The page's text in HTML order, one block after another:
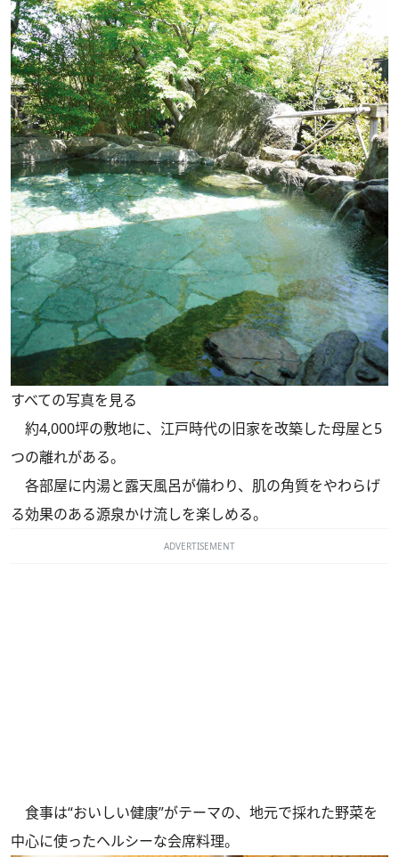
すべての写真を見る
約4,000坪の敷地に、江戸時代の旧家を改築した母屋と5
つの離れがある。
各部屋に内湯と露天風呂が備わり、肌の角質をやわらげ
る効果のある源泉かけ流しを楽しめる。
ADVERTISEMENT
食事は“おいしい健康”がテーマの、地元で採れた野菜を
中心に使ったヘルシーな会席料理。